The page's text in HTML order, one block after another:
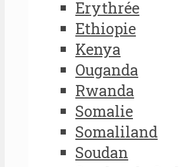
Erythrée
Ethiopie
Kenya
Ouganda
Rwanda
Somalie
Somaliland
Soudan